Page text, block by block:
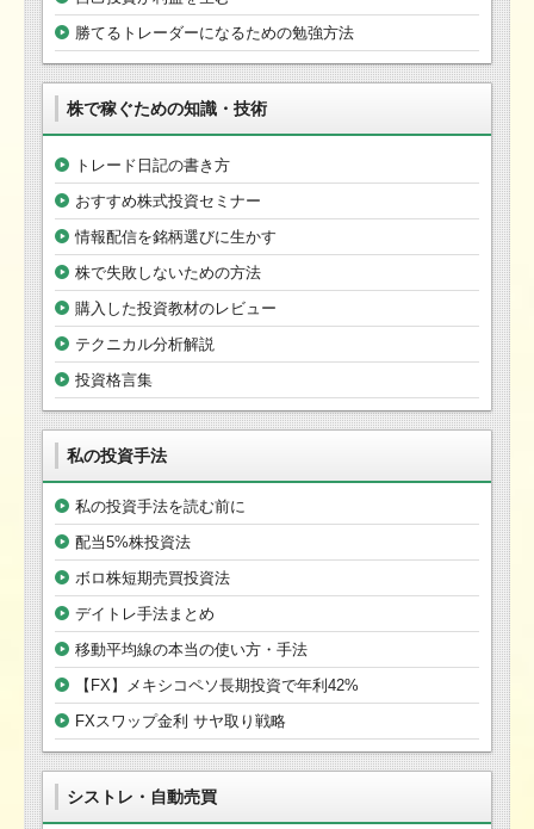
勝てるトレーダーになるための勉強方法
株で稼ぐための知識・技術
トレード日記の書き方
おすすめ株式投資セミナー
情報配信を銘柄選びに生かす
株で失敗しないための方法
購入した投資教材のレビュー
テクニカル分析解説
投資格言集
私の投資手法
私の投資手法を読む前に
配当5%株投資法
ボロ株短期売買投資法
デイトレ手法まとめ
移動平均線の本当の使い方・手法
【FX】メキシコペソ長期投資で年利42%
FXスワップ金利 サヤ取り戦略
シストレ・自動売買